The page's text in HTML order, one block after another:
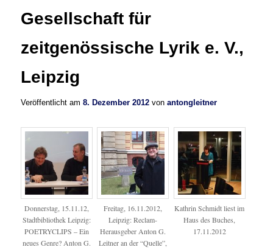
Gesellschaft für
zeitgenössische Lyrik e. V.,
Leipzig
Veröffentlicht am8. Dezember 2012 vonantongleitner
Donnerstag, 15.11.12,
Stadtbibliothek Leipzig:
POETRYCLIPS – Ein
neues Genre? Anton G.
Freitag, 16.11.2012,
Leipzig: Reclam-
Herausgeber Anton G.
Leitner an der “Quelle”,
Kathrin Schmidt liest im
Haus des Buches,
17.11.2012